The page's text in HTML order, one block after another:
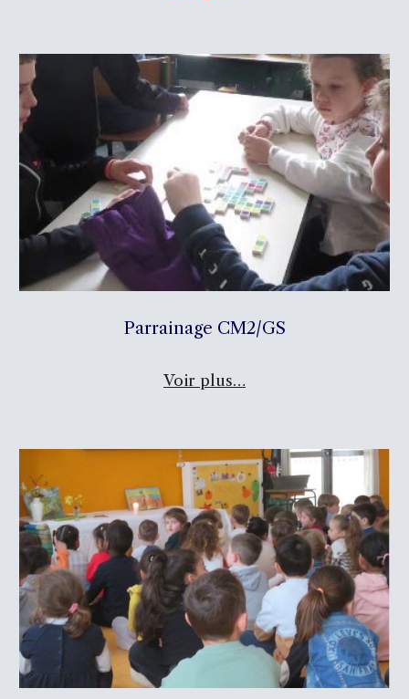
Parrainage CM2/GS
Voir plus…